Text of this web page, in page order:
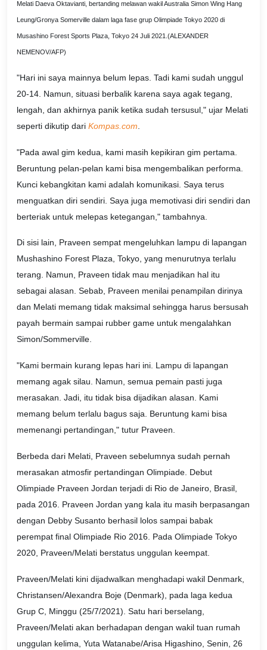
Melati Daeva Oktavianti, bertanding melawan wakil Australia Simon Wing Hang
Leung/Gronya Somerville dalam laga fase grup Olimpiade Tokyo 2020 di
Musashino Forest Sports Plaza, Tokyo 24 Juli 2021.(ALEXANDER
NEMENOV/AFP)
"Hari ini saya mainnya belum lepas. Tadi kami sudah unggul
20-14. Namun, situasi berbalik karena saya agak tegang,
lengah, dan akhirnya panik ketika sudah tersusul," ujar Melati
seperti dikutip dari Kompas.com
"Pada awal gim kedua, kami masih kepikiran gim pertama.
Beruntung pelan-pelan kami bisa mengembalikan performa.
Kunci kebangkitan kami adalah komunikasi. Saya terus
menguatkan diri sendiri. Saya juga memotivasi diri sendiri dan
berteriak untuk melepas ketegangan," tambahnya.
Di sisi lain, Praveen sempat mengeluhkan lampu di lapangan
Mushashino Forest Plaza, Tokyo, yang menurutnya terlalu
terang. Namun, Praveen tidak mau menjadikan hal itu
sebagai alasan. Sebab, Praveen menilai penampilan dirinya
dan Melati memang tidak maksimal sehingga harus bersusah
payah bermain sampai rubber game untuk mengalahkan
Simon/Sommerville.
"Kami bermain kurang lepas hari ini. Lampu di lapangan
memang agak silau. Namun, semua pemain pasti juga
merasakan. Jadi, itu tidak bisa dijadikan alasan. Kami
memang belum terlalu bagus saja. Beruntung kami bisa
memenangi pertandingan," tutur Praveen.
Berbeda dari Melati, Praveen sebelumnya sudah pernah
merasakan atmosfir pertandingan Olimpiade. Debut
Olimpiade Praveen Jordan terjadi di Rio de Janeiro, Brasil,
pada 2016. Praveen Jordan yang kala itu masih berpasangan
dengan Debby Susanto berhasil lolos sampai babak
perempat final Olimpiade Rio 2016. Pada Olimpiade Tokyo
2020, Praveen/Melati berstatus unggulan keempat.
Praveen/Melati kini dijadwalkan menghadapi wakil Denmark,
Christansen/Alexandra Boje (Denmark), pada laga kedua
Grup C, Minggu (25/7/2021). Satu hari berselang,
Praveen/Melati akan berhadapan dengan wakil tuan rumah
unggulan kelima, Yuta Watanabe/Arisa Higashino, Senin, 26